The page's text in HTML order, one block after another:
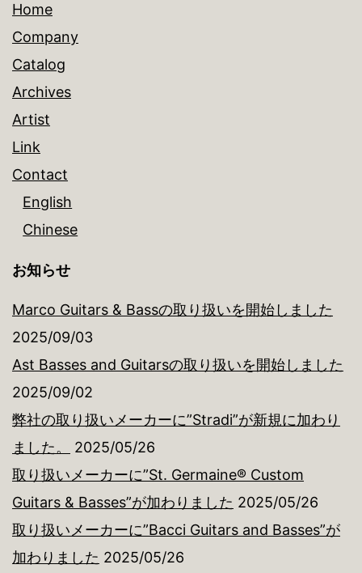
Home
Company
Catalog
Archives
Artist
Link
Contact
English
Chinese
お知らせ
Marco Guitars & Bassの取り扱いを開始しました
2025/09/03
Ast Basses and Guitarsの取り扱いを開始しました
2025/09/02
弊社の取り扱いメーカーに”Stradi”が新規に加わり
ました。
2025/05/26
取り扱いメーカーに”St. Germaine® Custom
Guitars & Basses”が加わりました 2025/05/26
取り扱いメーカーに”Bacci Guitars and Basses”が
加わりました 2025/05/26